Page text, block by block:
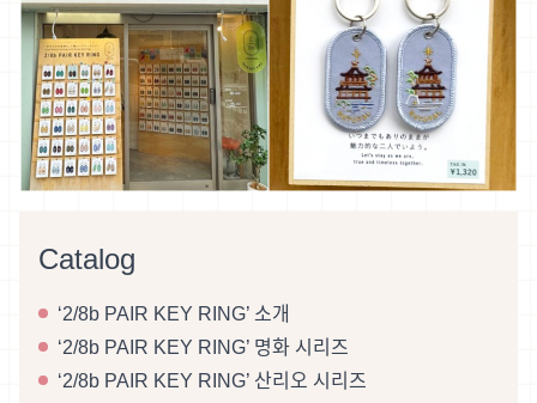
Catalog
‘2/8b PAIR KEY RING’ 소개
‘2/8b PAIR KEY RING’ 명화 시리즈
‘2/8b PAIR KEY RING’ 산리오 시리즈